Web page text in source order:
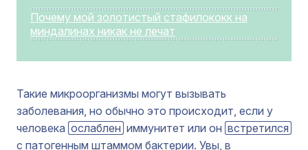
Почему мой золотистый стафилококк на
миндалинах никак не лечат
Такие микроорганизмы могут вызывать
заболевания, но обычно это происходит, если у
человека ослаблен иммунитет или он встретился
с патогенным штаммом бактерии. Увы, в